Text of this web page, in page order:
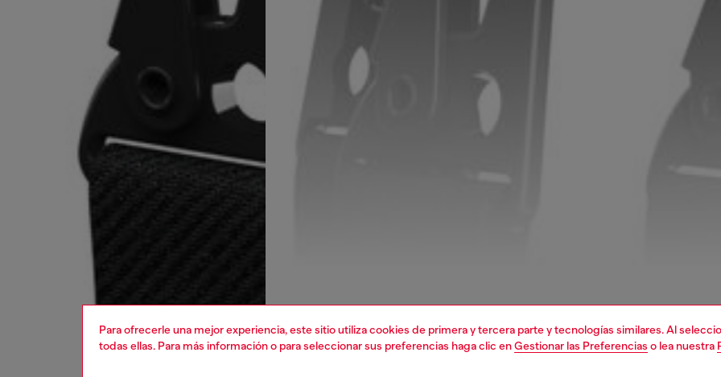
Para ofrecerle una mejor experiencia, este sitio utiliza cookies de primera y tercera parte y tecnologías similares. Al
todas ellas. Para más información o para seleccionar sus preferencias haga clic enGestionar las Preferencias o lea nuestra